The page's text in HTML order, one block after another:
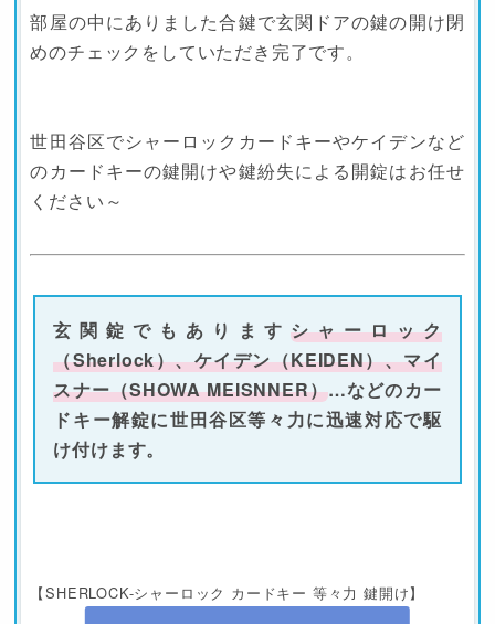
部屋の中にありました合鍵で玄関ドアの鍵の開け閉
めのチェックをしていただき完了です。
世田谷区でシャーロックカードキーやケイデンなど
のカードキーの鍵開けや鍵紛失による開錠はお任せ
ください～
玄関錠でもありますシャーロック
（Sherlock）、ケイデン（KEIDEN）、マイ
スナー（SHOWA MEISNNER）…などのカー
ドキー解錠に世田谷区等々力に迅速対応で駆
け付けます。
【SHERLOCK-シャーロック カードキー 等々力 鍵開け】